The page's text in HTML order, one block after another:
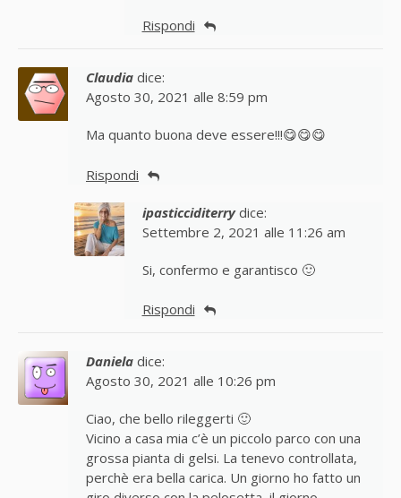
Rispondi
Claudia dice:
Agosto 30, 2021 alle 8:59 pm
Ma quanto buona deve essere!!!😋😋😋
Rispondi
ipasticciditerry dice:
Settembre 2, 2021 alle 11:26 am
Si, confermo e garantisco 🙂
Rispondi
Daniela dice:
Agosto 30, 2021 alle 10:26 pm
Ciao, che bello rileggerti 🙂
Vicino a casa mia c’è un piccolo parco con una
grossa pianta di gelsi. La tenevo controllata,
perchè era bella carica. Un giorno ho fatto un